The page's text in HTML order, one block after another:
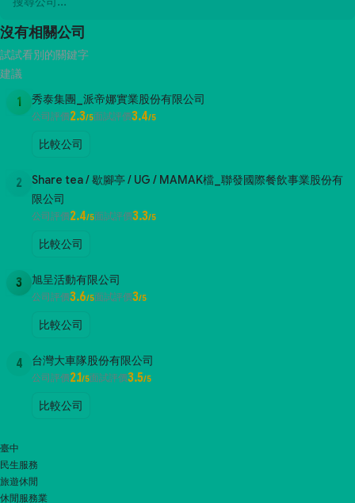
沒有相關公司
試試看別的關鍵字
建議
1 秀泰集團_派帝娜實業股份有限公司
公司評價2.3/5面試評價3.4/5
比較公司
2
Share tea / 歇腳亭 / UG / MAMAK檔_聯發國際餐飲事業股份有
限公司
公司評價2.4/5面試評價3.3/5
比較公司
3 旭呈活動有限公司
公司評價3.6/5面試評價3/5
比較公司
4 台灣大車隊股份有限公司
公司評價2.1/5面試評價3.5/5
比較公司
臺中
民生服務
旅遊休閒
休閒服務業